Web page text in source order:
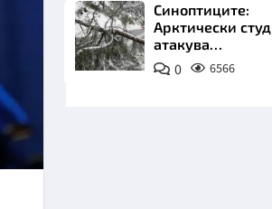
Синоптиците:
Арктически студ
атакува
Балканите.
Фалшивата зима
0 6566